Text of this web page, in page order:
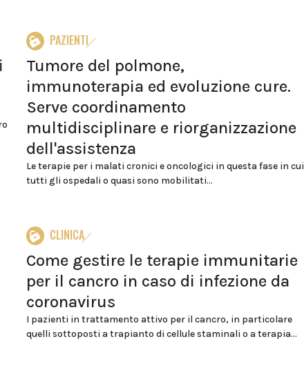
PAZIENTI
Tumore del polmone,
immunoterapia ed evoluzione cure.
Serve coordinamento
multidisciplinare e riorganizzazione
dell'assistenza
Le terapie per i malati cronici e oncologici in questa fase in cui
tutti gli ospedali o quasi sono mobilitati...
CLINICA
Come gestire le terapie immunitarie
per il cancro in caso di infezione da
coronavirus
I pazienti in trattamento attivo per il cancro, in particolare
quelli sottoposti a trapianto di cellule staminali o a terapia...